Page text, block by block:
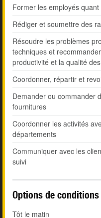
Former les employés
Rédiger et soumettre des
Résoudre les problèmes
techniques et
productivité et la qualité
Coordonner, répartir et
Demander ou commander
fournitures
Coordonner les activités
départements
Communiquer avec les
suivi
Options de
Tôt le matin